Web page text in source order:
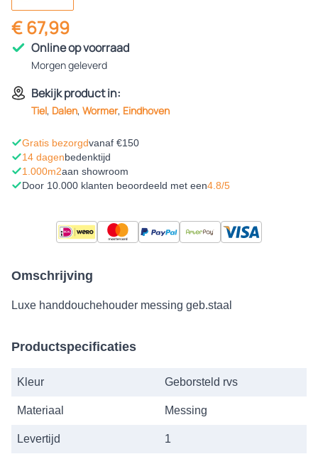
€ 67,99
Online op voorraad
Morgen geleverd
Bekijk product in:
Tiel, Dalen, Wormer, Eindhoven
Gratis bezorgdvanaf €150
14 dagenbedenktijd
1.000m2aan showroom
Door 10.000 klanten beoordeeld met een4.8/5
Omschrijving
Luxe handdouchehouder messing geb.staal
Productspecificaties
Kleur Geborsteld rvs
Materiaal Messing
Levertijd 1